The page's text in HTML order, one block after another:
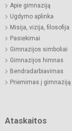
Apie gimnaziją
Ugdymo aplinka
Misija, vizija, filosofija
Pasiekimai
Gimnazijos simboliai
Gimnazijos himnas
Bendradarbiavimas
Priėmimas į gimnaziją
Ataskaitos